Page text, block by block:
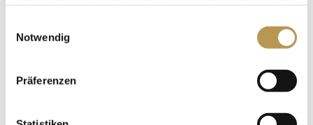
Notwendig
Präferenzen